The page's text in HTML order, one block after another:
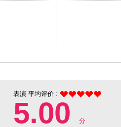
表演 平均评价 :
5.00 分